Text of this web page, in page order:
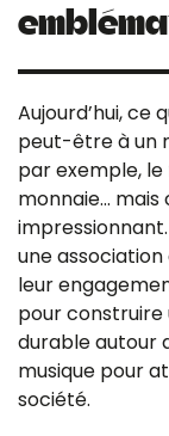
Aujourd’hui, ce
peut-être à un
par exemple,
monnaie…
impressionnant.
une
leur
pour construire
durable autour
musique pour
société.